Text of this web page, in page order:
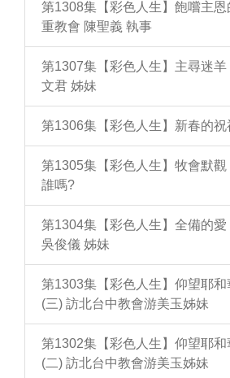
第1308集【彩色人生】飽嚐主恩
重教會 陳聖義 執事
第1307集【彩色人生】主尋迷
文君 姊妹
第1306集【彩色人生】新春的祝
第1305集【彩色人生】牧會默觀
誰嗎?
第1304集【彩色人生】全備的愛
吳俊儀 姊妹
第1303集【彩色人生】仰望耶和
(三) 訪北台中教會游美玉姊妹
第1302集【彩色人生】仰望耶和
(二) 訪北台中教會游美玉姊妹